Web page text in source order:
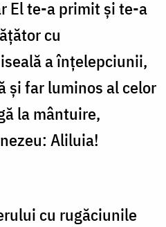
El te-a primit și te-a
cu
a înțelepciunii,
și far luminos al celor
la mântuire,
Aliluia!
cu rugăciunile